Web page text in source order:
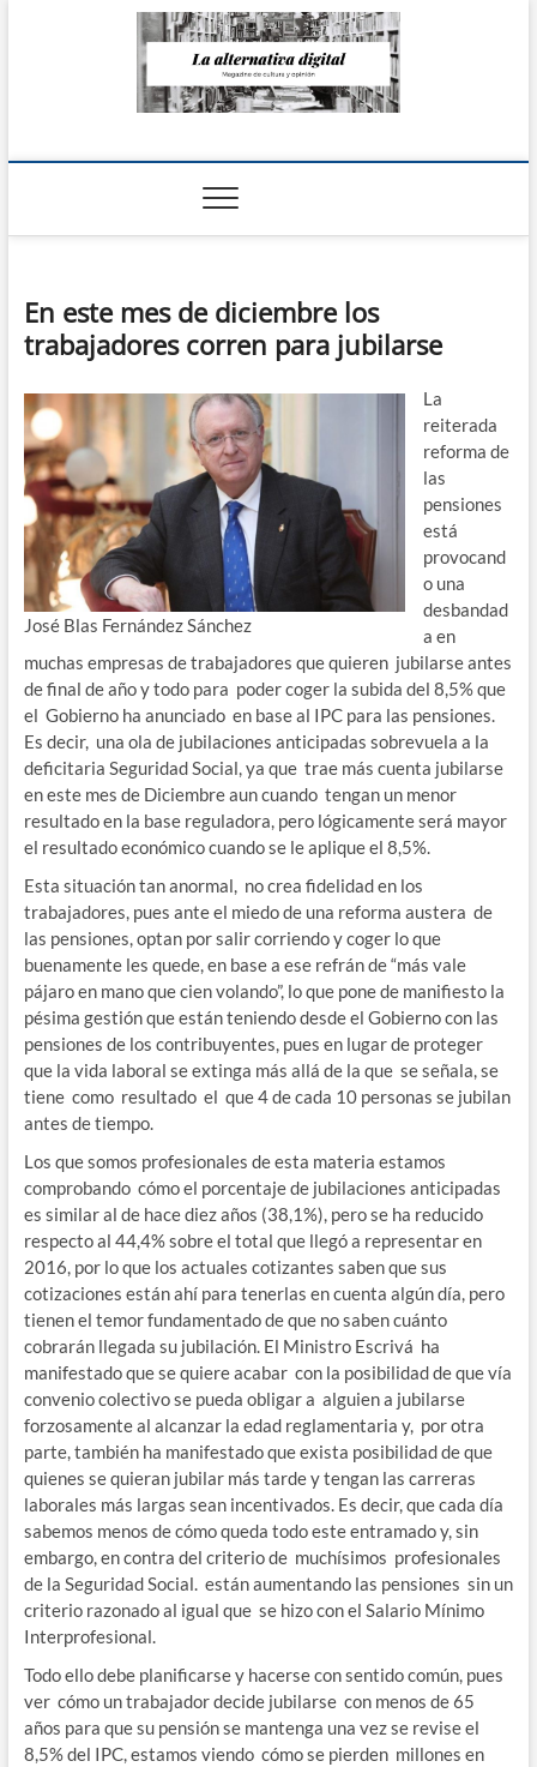
La Alternativa
En este mes de diciembre los
trabajadores corren para jubilarse
José Blas Fernández Sánchez
La
reiterada
reforma de
las
pensiones
está
provocand
o una
desbandad
a en
muchas empresas de trabajadores que quieren jubilarse antes
de final de año y todo para poder coger la subida del 8,5% que
el Gobierno ha anunciado en base al IPC para las pensiones.
Es decir, una ola de jubilaciones anticipadas sobrevuela a la
deficitaria Seguridad Social, ya que trae más cuenta jubilarse
en este mes de Diciembre aun cuando tengan un menor
resultado en la base reguladora, pero lógicamente será mayor
el resultado económico cuando se le aplique el 8,5%.
Esta situación tan anormal, no crea fidelidad en los
trabajadores, pues ante el miedo de una reforma austera de
las pensiones, optan por salir corriendo y coger lo que
buenamente les quede, en base a ese refrán de “más vale
pájaro en mano que cien volando”, lo que pone de manifiesto la
pésima gestión que están teniendo desde el Gobierno con las
pensiones de los contribuyentes, pues en lugar de proteger
que la vida laboral se extinga más allá de la que se señala, se
tiene como resultado el que 4 de cada 10 personas se jubilan
antes de tiempo.
Los que somos profesionales de esta materia estamos
comprobando cómo el porcentaje de jubilaciones anticipadas
es similar al de hace diez años (38,1%), pero se ha reducido
respecto al 44,4% sobre el total que llegó a representar en
2016, por lo que los actuales cotizantes saben que sus
cotizaciones están ahí para tenerlas en cuenta algún día, pero
tienen el temor fundamentado de que no saben cuánto
cobrarán llegada su jubilación. El Ministro Escrivá ha
manifestado que se quiere acabar con la posibilidad de que vía
convenio colectivo se pueda obligar a alguien a jubilarse
forzosamente al alcanzar la edad reglamentaria y, por otra
parte, también ha manifestado que exista posibilidad de que
quienes se quieran jubilar más tarde y tengan las carreras
laborales más largas sean incentivados. Es decir, que cada día
sabemos menos de cómo queda todo este entramado y, sin
embargo, en contra del criterio de muchísimos profesionales
de la Seguridad Social. están aumentando las pensiones sin un
criterio razonado al igual que se hizo con el Salario Mínimo
Interprofesional.
Todo ello debe planificarse y hacerse con sentido común, pues
ver cómo un trabajador decide jubilarse con menos de 65
años para que su pensión se mantenga una vez se revise el
8,5% del IPC, estamos viendo cómo se pierden millones en